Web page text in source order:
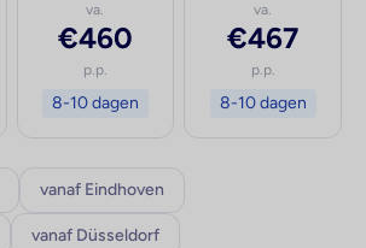
va.
€460
p.p.
8-10 dagen
va.
€467
p.p.
8-10 dagen
vanaf Eindhoven
vanaf Düsseldorf